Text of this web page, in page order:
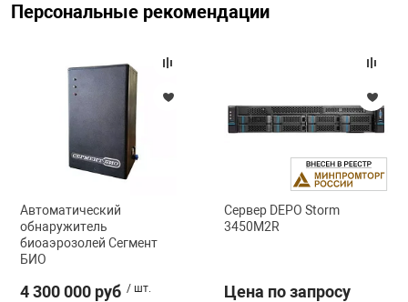
Персональные рекомендации
Автоматический
обнаружитель
биоаэрозолей Сегмент
БИО
4 300 000 руб / шт.
Сервер DEPO Storm
3450M2R
Цена по запросу